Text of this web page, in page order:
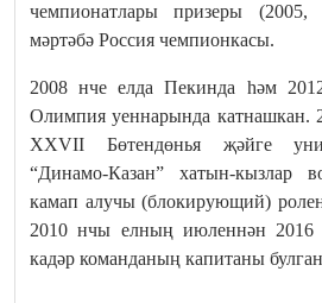
чемпионатлары призеры
мәртәбә Россия чемпионкасы.
2008 нче елда Пекинда һәм
Олимпия уеннарында катнашкан.
XXVII Бөтендөнья җәйге
“Динамо-Казан” хатын-кызлар
камап алучы (блокирующий)
2010 нчы елның июленнән 2016
кадәр команданың капитаны